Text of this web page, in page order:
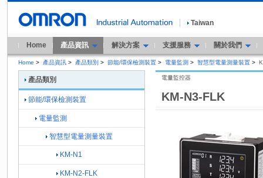
Taiwan
Home 產品資訊 解決方案 支援服務 關於我們
Home > 產品資訊 > 產品類別 > 節能/環保檢測裝置 > 電量監測 > 智慧型電量測量裝置 >
KM-N3-FLK
電量監控器
產品類別
節能/環保檢測裝置
電量監測
智慧型電量測量裝置
KM-N1
KM-N2-FLK